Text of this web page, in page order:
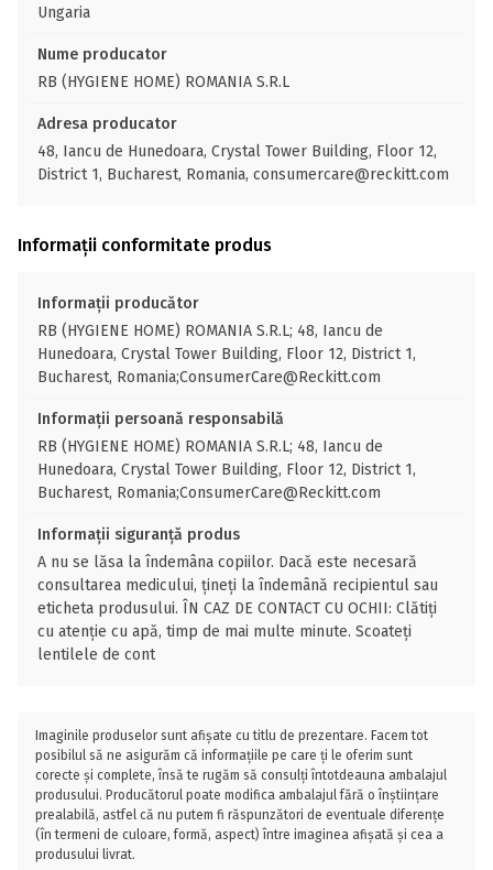
Ungaria
Nume producator
RB (HYGIENE HOME) ROMANIA S.R.L
Adresa producator
48, Iancu de Hunedoara, Crystal Tower Building, Floor 12,
District 1, Bucharest, Romania, consumercare@reckitt.com
Informații conformitate produs
Informații producător
RB (HYGIENE HOME) ROMANIA S.R.L; 48, Iancu de
Hunedoara, Crystal Tower Building, Floor 12, District 1,
Bucharest, Romania;ConsumerCare@Reckitt.com
Informații persoană responsabilă
RB (HYGIENE HOME) ROMANIA S.R.L; 48, Iancu de
Hunedoara, Crystal Tower Building, Floor 12, District 1,
Bucharest, Romania;ConsumerCare@Reckitt.com
Informații siguranță produs
A nu se lăsa la îndemâna copiilor. Dacă este necesară
consultarea medicului, țineți la îndemână recipientul sau
eticheta produsului. ÎN CAZ DE CONTACT CU OCHII: Clătiți
cu atenție cu apă, timp de mai multe minute. Scoateți
lentilele de cont
Imaginile produselor sunt afișate cu titlu de prezentare. Facem tot
posibilul să ne asigurăm că informațiile pe care ți le oferim sunt
corecte și complete, însă te rugăm să consulți întotdeauna ambalajul
produsului. Producătorul poate modifica ambalajul fără o înștiințare
prealabilă, astfel că nu putem fi răspunzători de eventuale diferențe
(în termeni de culoare, formă, aspect) între imaginea afișată și cea a
produsului livrat.